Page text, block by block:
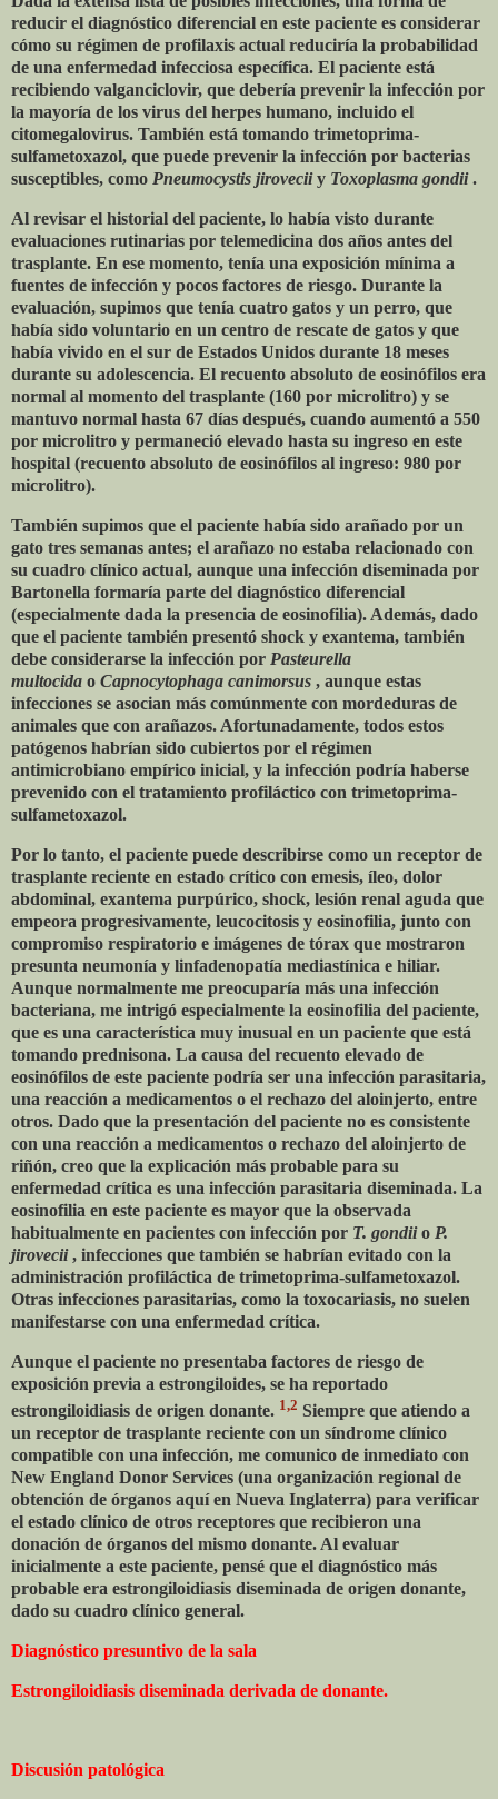
reducir el diagnóstico diferencial en este paciente es considerar
cómo su régimen de profilaxis actual reduciría la probabilidad
de una enfermedad infecciosa específica. El paciente está
recibiendo valganciclovir, que debería prevenir la infección por
la mayoría de los virus del herpes humano, incluido el
citomegalovirus. También está tomando trimetoprima-
sulfametoxazol, que puede prevenir la infección por bacterias
susceptibles, como Pneumocystis jiroveciiy Toxoplasma gondii.
Al revisar el historial del paciente, lo había visto durante
evaluaciones rutinarias por telemedicina dos años antes del
trasplante. En ese momento, tenía una exposición mínima a
fuentes de infección y pocos factores de riesgo. Durante la
evaluación, supimos que tenía cuatro gatos y un perro, que
había sido voluntario en un centro de rescate de gatos y que
había vivido en el sur de Estados Unidos durante 18 meses
durante su adolescencia. El recuento absoluto de eosinófilos era
normal al momento del trasplante (160 por microlitro) y se
mantuvo normal hasta 67 días después, cuando aumentó a 550
por microlitro y permaneció elevado hasta su ingreso en este
hospital (recuento absoluto de eosinófilos al ingreso: 980 por
microlitro).
También supimos que el paciente había sido arañado por un
gato tres semanas antes; el arañazo no estaba relacionado con
su cuadro clínico actual, aunque una infección diseminada por
Bartonella formaría parte del diagnóstico diferencial
(especialmente dada la presencia de eosinofilia). Además, dado
que el paciente también presentó shock y exantema, también
debe considerarse la infección por Pasteurella
multocida o Capnocytophaga canimorsus , aunque estas
infecciones se asocian más comúnmente con mordeduras de
animales que con arañazos. Afortunadamente, todos estos
patógenos habrían sido cubiertos por el régimen
antimicrobiano empírico inicial, y la infección podría haberse
prevenido con el tratamiento profiláctico con trimetoprima-
sulfametoxazol.
Por lo tanto, el paciente puede describirse como un receptor de
trasplante reciente en estado crítico con emesis, íleo, dolor
abdominal, exantema purpúrico, shock, lesión renal aguda que
empeora progresivamente, leucocitosis y eosinofilia, junto con
compromiso respiratorio e imágenes de tórax que mostraron
presunta neumonía y linfadenopatía mediastínica e hiliar.
Aunque normalmente me preocuparía más una infección
bacteriana, me intrigó especialmente la eosinofilia del paciente,
que es una característica muy inusual en un paciente que está
tomando prednisona. La causa del recuento elevado de
eosinófilos de este paciente podría ser una infección parasitaria,
una reacción a medicamentos o el rechazo del aloinjerto, entre
otros. Dado que la presentación del paciente no es consistente
con una reacción a medicamentos o rechazo del aloinjerto de
riñón, creo que la explicación más probable para su
enfermedad crítica es una infección parasitaria diseminada. La
eosinofilia en este paciente es mayor que la observada
habitualmente en pacientes con infección por T. gondiio P.
jirovecii, infecciones que también se habrían evitado con la
administración profiláctica de trimetoprima-sulfametoxazol.
Otras infecciones parasitarias, como la toxocariasis, no suelen
manifestarse con una enfermedad crítica.
Aunque el paciente no presentaba factores de riesgo de
exposición previa a estrongiloides, se ha reportado
estrongiloidiasis de origen donante. 1,2 Siempre que atiendo a
un receptor de trasplante reciente con un síndrome clínico
compatible con una infección, me comunico de inmediato con
New England Donor Services (una organización regional de
obtención de órganos aquí en Nueva Inglaterra) para verificar
el estado clínico de otros receptores que recibieron una
donación de órganos del mismo donante. Al evaluar
inicialmente a este paciente, pensé que el diagnóstico más
probable era estrongiloidiasis diseminada de origen donante,
dado su cuadro clínico general.
Diagnóstico presuntivo de la sala
Estrongiloidiasis diseminada derivada de donante.
Discusión patológica